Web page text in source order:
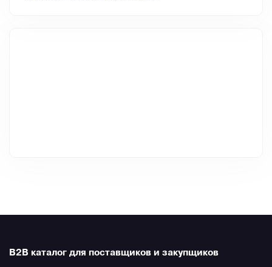
B2B каталог для поставщиков и закупщиков